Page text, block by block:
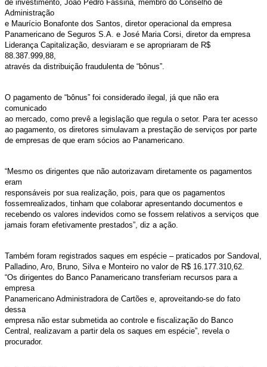
de investimento, João Pedro Fassina, membro do Conselho de
Administração
e Maurício Bonafonte dos Santos, diretor operacional da empresa
Panamericano de Seguros S.A. e José Maria Corsi, diretor da empresa
Liderança Capitalização, desviaram e se apropriaram de R$
88.387.999,88,
através da distribuição fraudulenta de “bônus”.
O pagamento de “bônus” foi considerado ilegal, já que não era
comunicado
ao mercado, como prevê a legislação que regula o setor. Para ter acesso
ao pagamento, os diretores simulavam a prestação de serviços por parte
de empresas de que eram sócios ao Panamericano.
“Mesmo os dirigentes que não autorizavam diretamente os pagamentos
eram
responsáveis por sua realização, pois, para que os pagamentos
fossemrealizados, tinham que colaborar apresentando documentos e
recebendo os valores indevidos como se fossem relativos a serviços que
jamais foram efetivamente prestados”, diz a ação.
Também foram registrados saques em espécie – praticados por Sandoval,
Palladino, Aro, Bruno, Silva e Monteiro no valor de R$ 16.177.310,62.
“Os dirigentes do Banco Panamericano transferiam recursos para a
empresa
Panamericano Administradora de Cartões e, aproveitando-se do fato
dessa
empresa não estar submetida ao controle e fiscalização do Banco
Central, realizavam a partir dela os saques em espécie”, revela o
procurador.